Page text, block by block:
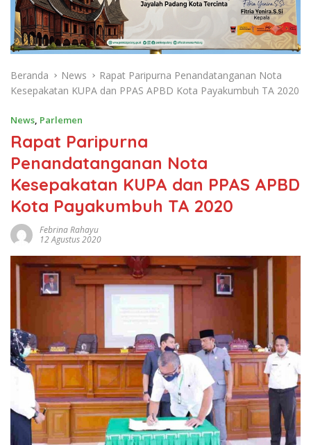
Beranda News
Rapat Paripurna Penandatanganan Nota
Kesepakatan KUPA dan PPAS APBD Kota Payakumbuh TA 2020
News, Parlemen
Rapat Paripurna
Penandatanganan Nota
Kesepakatan KUPA dan PPAS APBD
Kota Payakumbuh TA 2020
Febrina Rahayu
12 Agustus 2020